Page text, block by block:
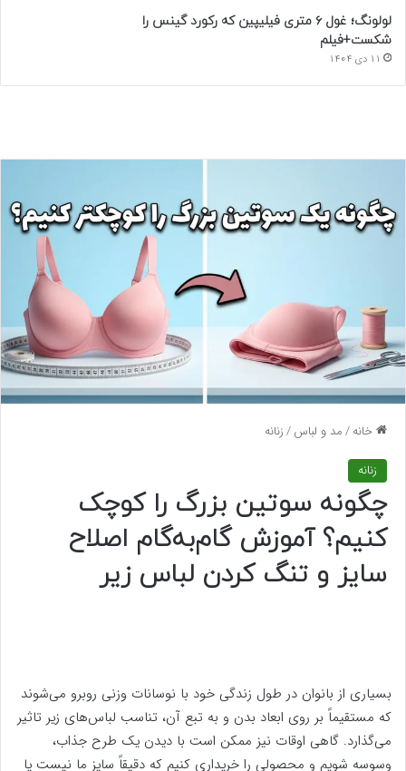
لولونگ؛ غول ۶ متری فیلیپین که رکورد گینس را
شکست+فیلم
11 دی 1404